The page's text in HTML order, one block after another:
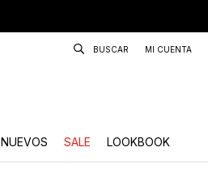
NUEVOS SALE LOOKBOOK